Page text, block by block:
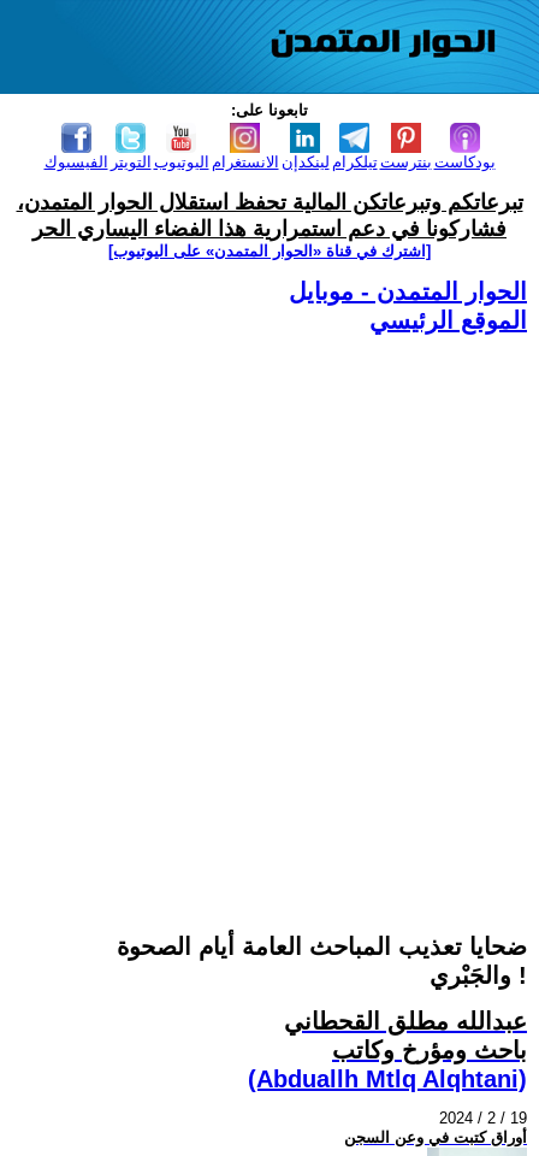
تابعونا على:
الفيسبوك التويتر اليوتيوب الانستغرام لينكدإن تيلكرامبنترست بودكاست
تبرعاتكم وتبرعاتكن المالية تحفظ استقلال الحوار المتمدن،
فشاركونا في دعم استمرارية هذا الفضاء اليساري الحر
[اشترك في قناة ‫«الحوار المتمدن» على اليوتيوب]
الحوار المتمدن - موبايل
الموقع الرئيسي
ضحايا تعذيب المباحث العامة أيام الصحوة
والجَبْري !
عبدالله مطلق القحطاني
باحث ومؤرخ وكاتب
(Abduallh Mtlq Alqhtani)
2024 / 2 / 19
أوراق كتبت في وعن السجن